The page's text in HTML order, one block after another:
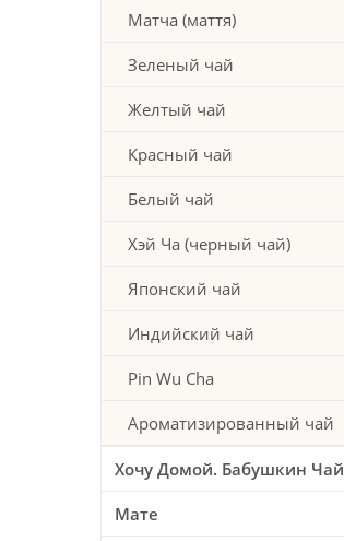
Матча (маття)
Зеленый чай
Желтый чай
Красный чай
Белый чай
Хэй Ча (черный чай)
Японский чай
Индийский чай
Pin Wu Cha
Ароматизированный чай
Хочу Домой. Бабушкин Чай
Мате